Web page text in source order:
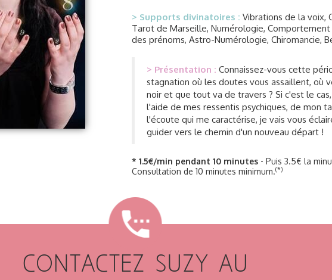
> Supports divinatoires : Vibrations de la voix,
Tarot de Marseille, Numérologie, Comportement
des prénoms, Astro-Numérologie, Chiromancie,
> Présentation : Connaissez-vous cette
stagnation où les doutes vous assaillent, où
noir et que tout va de travers ? Si c'est le
l'aide de mes ressentis psychiques, de mon
l'écoute qui me caractérise, je vais vous
guider vers le chemin d'un nouveau départ !
* 1.5€/min pendant 10 minutes - Puis 3.5€ la
Consultation de 10 minutes minimum.(*)
CONTACTEZ SUZY AU